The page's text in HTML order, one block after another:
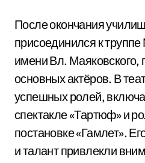
После окончания
присоединился к
имени Вл. Маяковского,
основных актёров. В
успешных ролей,
спектакле «Тартюф» и
постановке «Гамлет».
и талант привлекли